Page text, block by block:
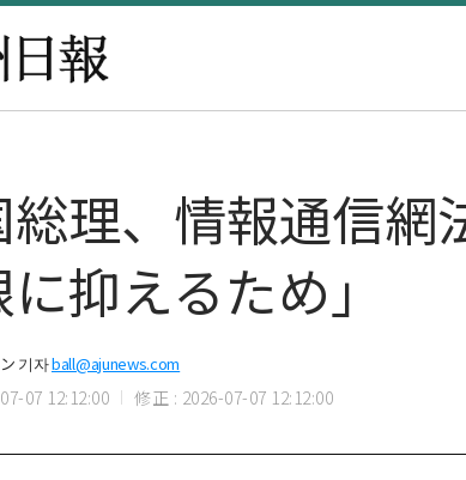
理、情報通信網
抑えるため」
기자ball@ajunews.com
07 12:12:00 修正 : 2026-07-07 12:12:00